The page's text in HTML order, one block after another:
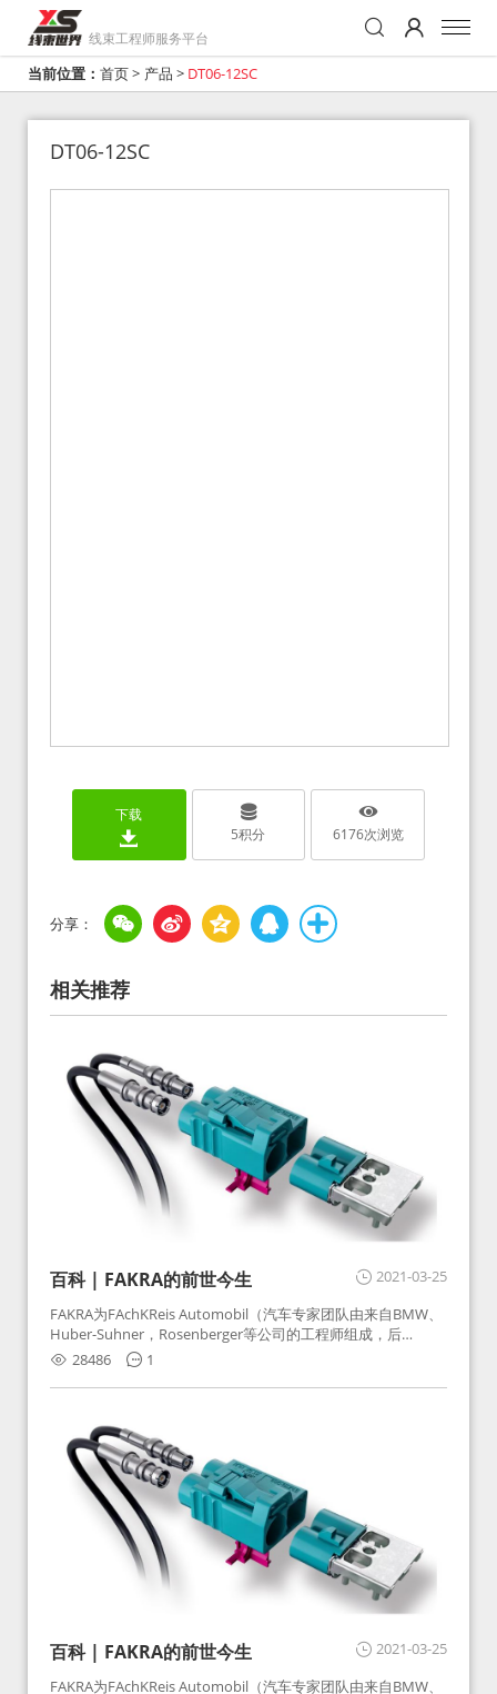
线束工程师服务平台
当前位置： 首页> 产品 > DT06-12SC
DT06-12SC
下载
5积分 6176次浏览
相关推荐
2021-03-25
百科 | FAKRA的前世今生
FAKRA为FAchKReis Automobil（汽车专家团队由来自BMW、
Huber-Suhner，Rosenberger等公司的工程师组成，后
Huber-Suhner相关连接器业务及技术在2010年并入
Rosenberger）缩写。起初为BMW需求用于车载收音机天线连
接，如今FAKRA已成为汽车行业通用标准的射频连接器，被业
28486 1
2021-03-25
百科 | FAKRA的前世今生
FAKRA为FAchKReis Automobil（汽车专家团队由来自BMW、